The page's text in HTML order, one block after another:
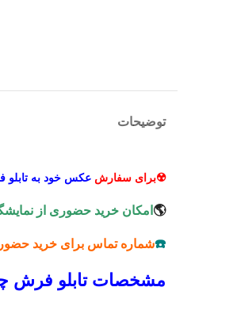
توضیحات
☢️برای سفارش عکس خود به
🌎 امکان خرید حضوری از
☎️شماره تماس برای خرید
مشخصات تابلو فرش